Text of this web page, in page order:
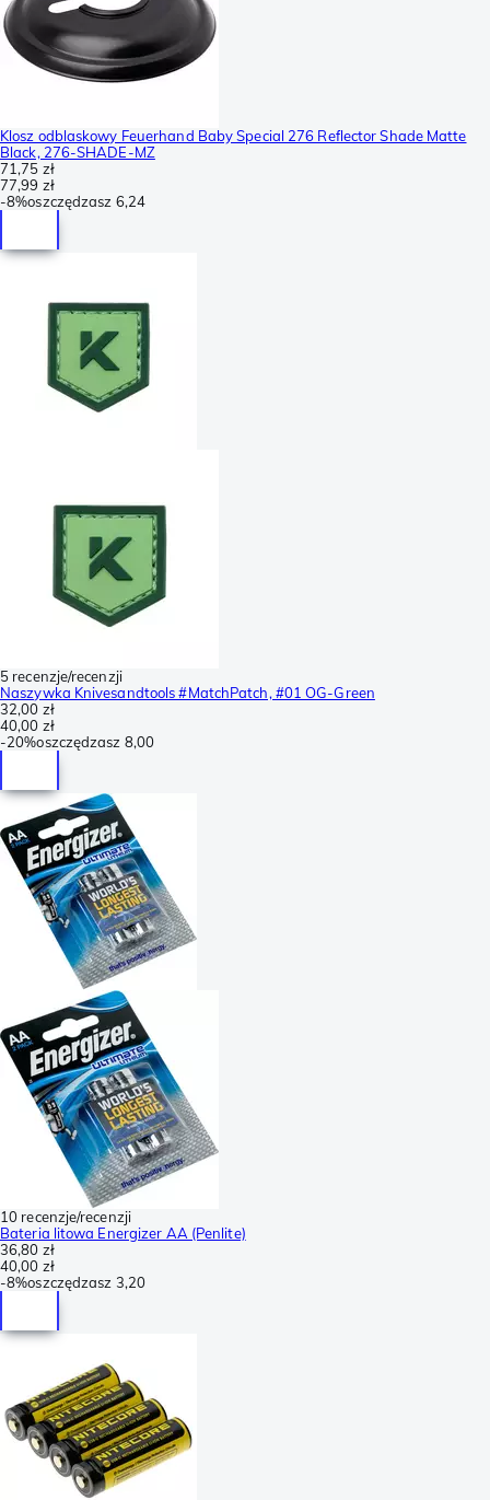
Klosz odblaskowy Feuerhand Baby Special 276 Reflector Shade Matte
Black, 276-SHADE-MZ
71,75 zł
77,99 zł
-8%oszczędzasz 6,24
5 recenzje/recenzji
Naszywka Knivesandtools #MatchPatch, #01 OG-Green
32,00 zł
40,00 zł
-20%oszczędzasz 8,00
10 recenzje/recenzji
Bateria litowa Energizer AA (Penlite)
36,80 zł
40,00 zł
-8%oszczędzasz 3,20